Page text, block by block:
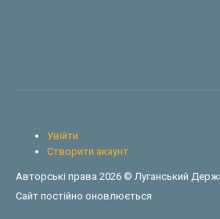
Увійти
Створити акаунт
Авторські права 2026 © Луганський
Сайт постійно оновлюється